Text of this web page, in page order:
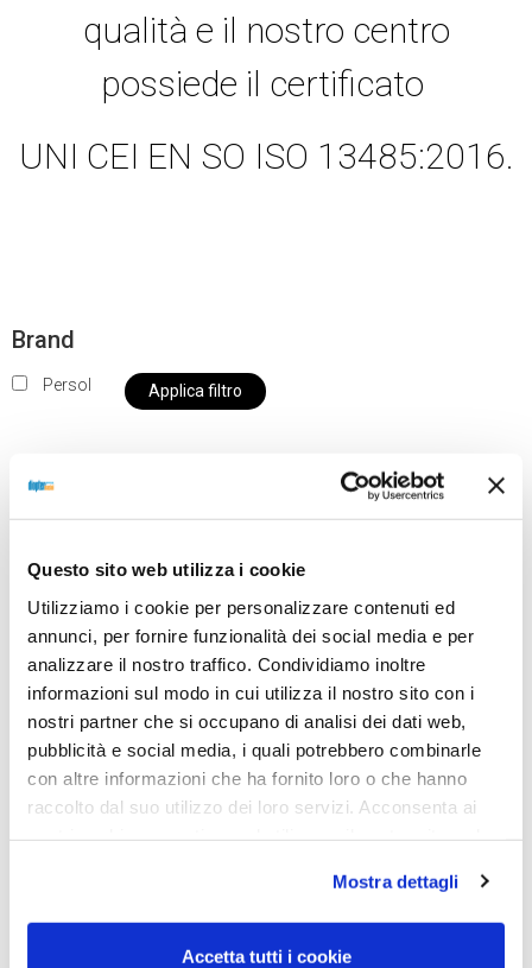
Questo sito web utilizza i cookie
Utilizziamo i cookie per personalizzare contenuti ed
annunci, per fornire funzionalità dei social media e per
analizzare il nostro traffico. Condividiamo inoltre
informazioni sul modo in cui utilizza il nostro sito con i
nostri partner che si occupano di analisi dei dati web,
pubblicità e social media, i quali potrebbero combinarle
con altre informazioni che ha fornito loro o che hanno
raccolto dal suo utilizzo dei loro servizi. Acconsenta ai
Mostra dettagli
Accetta tutti i cookie
qualità e il nostro centro
possiede il certificato
UNI CEI EN SO ISO 13485:2016.
Brand
Persol Applica filtro
nostro negozio non saranno disponibili per la
da OTTICA DIOPTER
Showing all 2 results